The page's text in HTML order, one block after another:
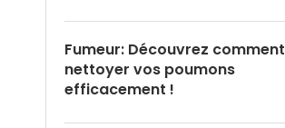
Fumeur: Découvrez comment
nettoyer vos poumons
efficacement !